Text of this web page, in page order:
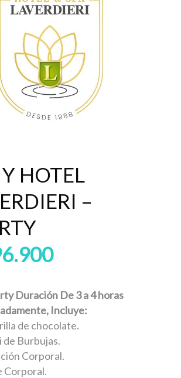
HOTEL
–
Duración De 3 a 4 horas
Incluye:
de chocolate.
de Burbujas.
Corporal.
Corporal.